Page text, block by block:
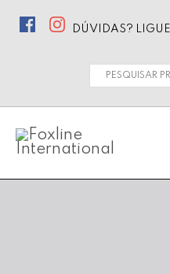
DÚVIDAS?
Pesquisar